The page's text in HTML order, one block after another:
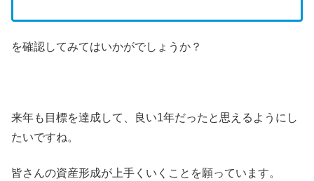
を確認してみてはいかがでしょうか？
来年も目標を達成して、良い1年だったと思えるようにし
たいですね。
皆さんの資産形成が上手くいくことを願っています。